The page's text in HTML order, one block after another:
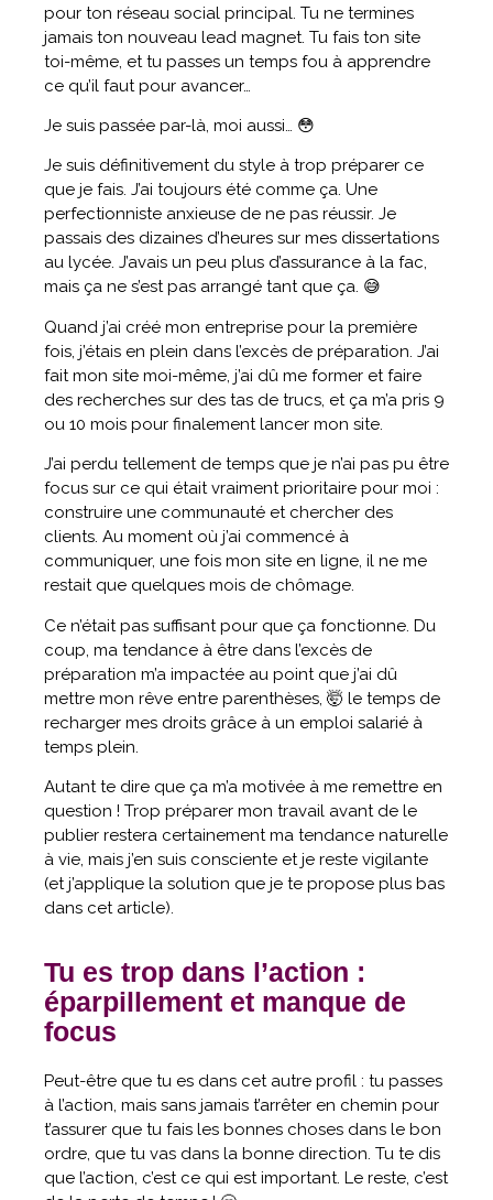
pour ton réseau social principal. Tu ne termines
jamais ton nouveau lead magnet. Tu fais ton site
toi-même, et tu passes un temps fou à apprendre
ce qu’il faut pour avancer…
Je suis passée par-là, moi aussi… 😳
Je suis définitivement du style à trop préparer ce
que je fais. J’ai toujours été comme ça. Une
perfectionniste anxieuse de ne pas réussir. Je
passais des dizaines d’heures sur mes dissertations
au lycée. J’avais un peu plus d’assurance à la fac,
mais ça ne s’est pas arrangé tant que ça. 😅
Quand j’ai créé mon entreprise pour la première
fois, j’étais en plein dans l’excès de préparation. J’ai
fait mon site moi-même, j’ai dû me former et faire
des recherches sur des tas de trucs, et ça m’a pris 9
ou 10 mois pour finalement lancer mon site.
J’ai perdu tellement de temps que je n’ai pas pu être
focus sur ce qui était vraiment prioritaire pour moi :
construire une communauté et chercher des
clients. Au moment où j’ai commencé à
communiquer, une fois mon site en ligne, il ne me
restait que quelques mois de chômage.
Ce n’était pas suffisant pour que ça fonctionne. Du
coup, ma tendance à être dans l’excès de
préparation m’a impactée au point que j’ai dû
mettre mon rêve entre parenthèses, 🤯 le temps de
recharger mes droits grâce à un emploi salarié à
temps plein.
Autant te dire que ça m’a motivée à me remettre en
question ! Trop préparer mon travail avant de le
publier restera certainement ma tendance naturelle
à vie, mais j’en suis consciente et je reste vigilante
(et j’applique la solution que je te propose plus bas
dans cet article).
Tu es trop dans l’action :
éparpillement et manque de
focus
Peut-être que tu es dans cet autre profil : tu passes
à l’action, mais sans jamais t’arrêter en chemin pour
t’assurer que tu fais les bonnes choses dans le bon
ordre, que tu vas dans la bonne direction. Tu te dis
que l’action, c’est ce qui est important. Le reste, c’est